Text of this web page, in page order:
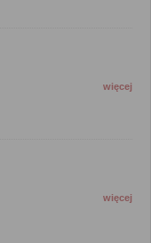
więcej
więcej